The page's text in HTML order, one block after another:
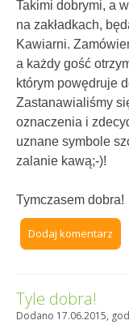
Takimi dobrymi, a
na zakładkach,
Kawiarni.
a każdy gość
którym powędruje
Zastanawialiśmy
oznaczenia i
uznane symbole
zalanie kawą;-)!
Tymczasem dobra!
Dodaj komentarz
Tyle dobra!
Dodano 17.06.2015,